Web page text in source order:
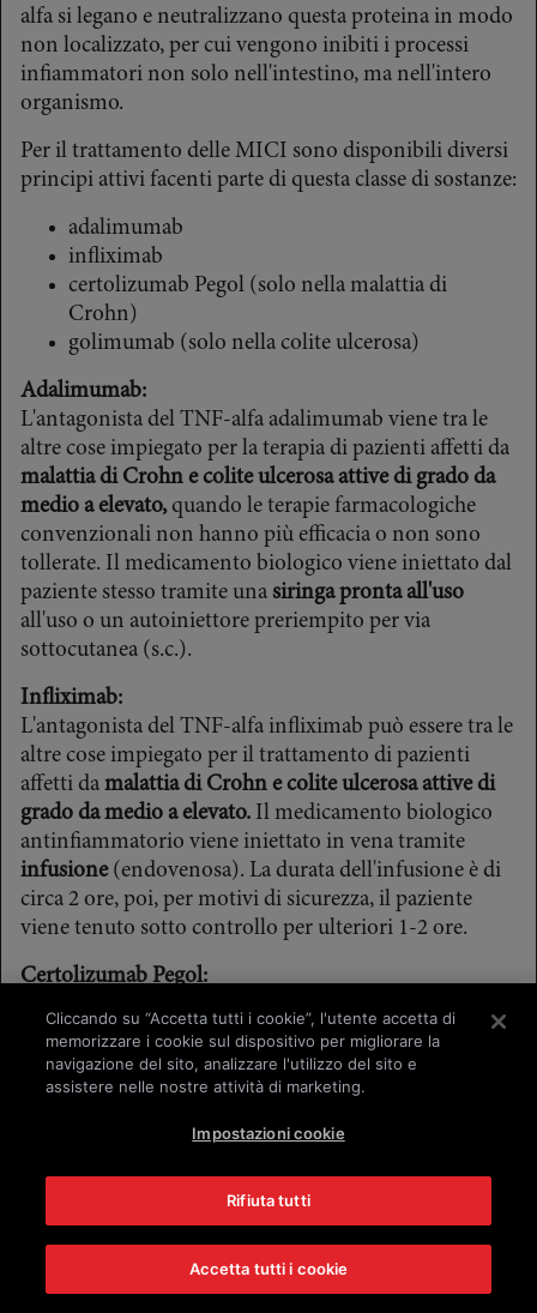
alfa si legano e neutralizzano questa proteina in modo
non localizzato, per cui vengono inibiti i processi
infiammatori non solo nell'intestino, ma nell'intero
organismo.
Per il trattamento delle MICI sono disponibili diversi
principi attivi facenti parte di questa classe di sostanze:
adalimumab
infliximab
certolizumab Pegol (solo nella malattia di
Crohn)
golimumab (solo nella colite ulcerosa)
Adalimumab:
L'antagonista del TNF-alfa adalimumab viene tra le
altre cose impiegato per la terapia di pazienti affetti da
malattia di Crohn e colite ulcerosa attive di grado da
medio a elevato,quando le terapie farmacologiche
convenzionali non hanno più efficacia o non sono
tollerate. Il medicamento biologico viene iniettato dal
paziente stesso tramite una siringa pronta all'uso
all'uso o un autoiniettore preriempito per via
sottocutanea (s.c.).
Infliximab:
L'antagonista del TNF-alfa infliximab può essere tra le
altre cose impiegato per il trattamento di pazienti
affetti da malattia di Crohn e colite ulcerosa attive di
grado da medio a elevato. Il medicamento biologico
antinfiammatorio viene iniettato in vena tramite
infusione(endovenosa). La durata dell'infusione è di
circa 2 ore, poi, per motivi di sicurezza, il paziente
viene tenuto sotto controllo per ulteriori 1-2 ore.
Certolizumab Pegol:
omologato nelle MICI solo per il trattamento di
pazienti affetti damalattia di Crohn attiva di grado
elevato.Il medicamento biologico antinfiammatorio
per via sottocutanea (s.c.).
L'antagonista del TNF-alfa golimumab è omologato
Cliccando su “Accetta tutti i cookie”, l'utente accetta di
memorizzare i cookie sul dispositivo per migliorare la
navigazione del sito, analizzare l'utilizzo del sito e
assistere nelle nostre attività di marketing.
Impostazioni cookie
Rifiuta tutti
Accetta tutti i cookie